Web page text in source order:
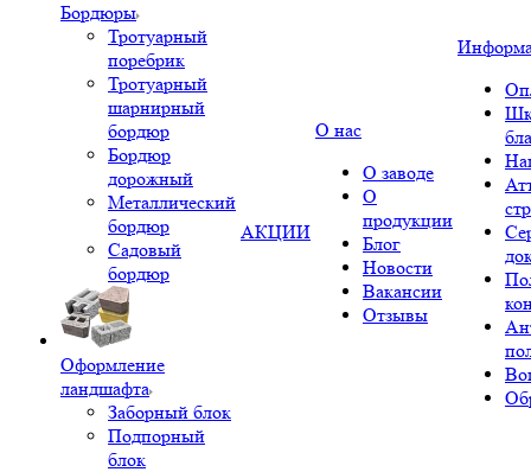
Бордюры
Тротуарный
поребрик
Тротуарный
шарнирный
бордюр
Бордюр
дорожный
Металлический
бордюр
Садовый
бордюр
Оформление
ландшафта
Заборный блок
Подпорный
блок
АКЦИИ
О нас
О заводе
О
продукции
Блог
Новости
Вакансии
Отзывы